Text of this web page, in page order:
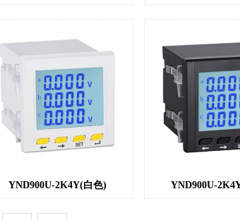
YND900U-2K4Y(白色) YND900U-